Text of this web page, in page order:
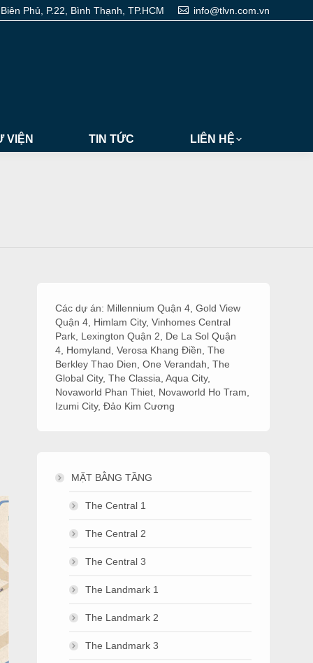
Phủ, P.22, Bình Thạnh, TP.HCM info@tlvn.com.vn
VIỆN TIN TỨC LIÊN HỆ
Các dự án: Millennium Quận 4 ,Gold View
Quận 4 Himlam City,Vinhomes Central
Park Lexington Quận 2
De La Sol Quận
4 Homyland ,Verosa Khang Điền ,The
Berkley Thao Dien ,One Verandah ,The
Global City,The Classia ,Aqua City,
Novaworld Phan Thiet Novaworld Ho Tram
Izumi City,Đảo Kim Cương
MẶT BẰNG TẦNG
The Central 1
The Central 2
The Central 3
The Landmark 1
The Landmark 2
The Landmark 3